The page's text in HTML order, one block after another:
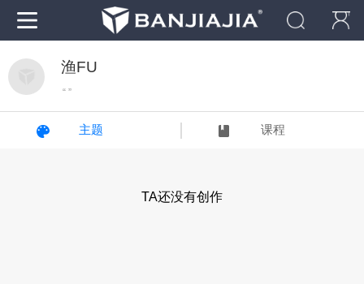
渔FU
“ ”
主题 课程
TA还没有创作